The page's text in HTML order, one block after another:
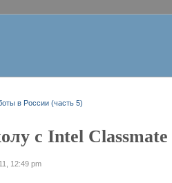
в России (часть 5)
с Intel Classmate
12:49 pm